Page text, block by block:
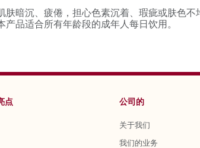
肤暗沉、疲倦，担心色素沉着、瑕疵或肤色不
产品适合所有年龄段的成年人每日饮用。
点 公司的
关于我们
我们的业务